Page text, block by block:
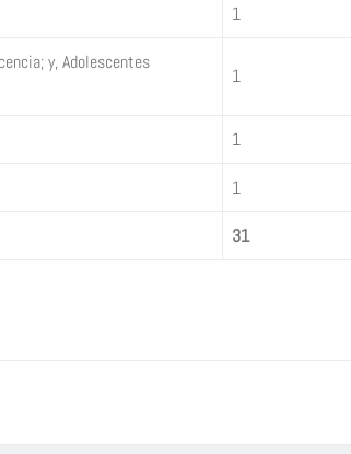
1
y, Adolescentes
1
1
1
31